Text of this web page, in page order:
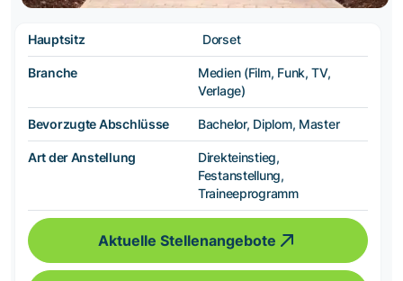
Hauptsitz Dorset
Branche
Medien (Film, Funk, TV,
Verlage)
Bevorzugte Abschlüsse Bachelor, Diplom, Master
Art der Anstellung
Direkteinstieg,
Festanstellung,
Traineeprogramm
Aktuelle Stellenangebote